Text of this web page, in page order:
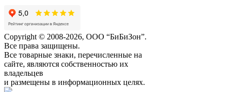
Copyright © 2008-2026, ООО “БиБиЗон”.
Все права защищены.
Все товарные знаки, перечисленные на
сайте, являются собственностью их
владельцев
и размещены в информационных целях.